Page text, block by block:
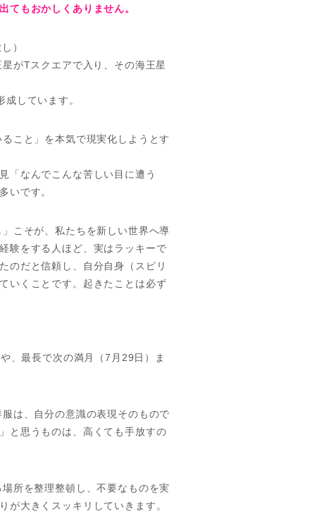
てもおかしくありません。
）
がTスクエアで入り、その海王星
しています。
こと」を本気で現実化しようとす
「なんでこんな苦しい目に遭う
いです。
こそが、私たちを新しい世界へ導
験をする人ほど、実はラッキーで
のだと信頼し、自分自身（スピリ
いくことです。起きたことは必ず
、最長で次の満月（7月29日）ま
は、自分の意識の表現そのもので
と思うものは、高くても手放すの
所を整理整頓し、不要なものを実
が大きくスッキリしていきます。